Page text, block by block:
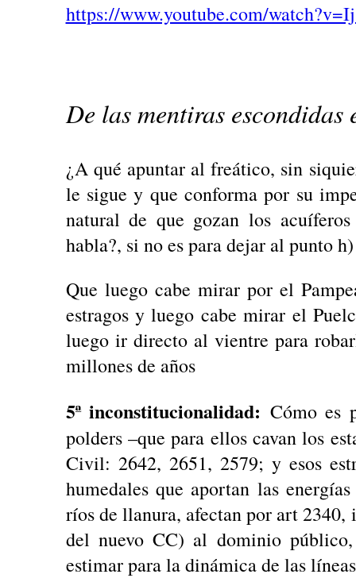
https://www.youtube.com/
De las mentiras
¿A qué apuntar al freático, sin
le sigue y que conforma por su
natural de que gozan los
habla?, si no es para dejar al punto
Que luego cabe mirar por el
estragos y luego cabe mirar el
luego ir directo al vientre para
millones de años
5ª inconstitucionalidad: Cómo es
polders –que para ellos cavan los
Civil: 2642, 2651, 2579; y esos
humedales que aportan las
ríos de llanura, afectan por art
del nuevo CC) al dominio
estimar para la dinámica de las